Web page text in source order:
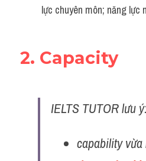
lực chuyên môn; năng lực
2. Capacity
IELTS TUTOR lưu
capability vừa